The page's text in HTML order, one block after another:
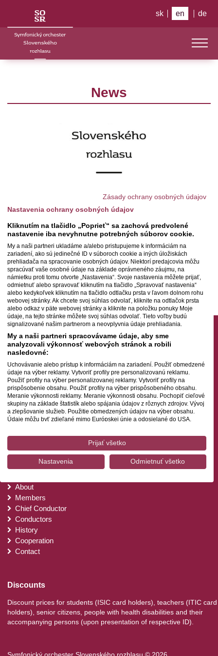
Zásady ochrany osobných údajov
Nastavenia ochrany osobných údajov
Kliknutím na tlačidlo „Poprieť“ sa zachová predvolené
nastavenie iba nevyhnutne potrebných súborov cookie.
My a naši partneri ukladáme a/alebo pristupujeme k informáciám na
zariadení, ako sú jedinečné ID v súboroch cookie a iných úložiskách
prehliadača na spracovanie osobných údajov. Niektorí predajcovia môžu
spracúvať vaše osobné údaje na základe oprávneného záujmu, na
námietku proti tomu otvorte „Nastavenia“. Svoje nastavenia môžete prijať,
odmietnuť alebo spravovať kliknutím na tlačidlo „Spravovať nastavenia“
alebo kedykoľvek kliknutím na tlačidlo odtlačku prsta v ľavom dolnom rohu
webovej stránky. Ak chcete svoj súhlas odvolať, kliknite na odtlačok prsta
alebo odkaz v päte webovej stránky a kliknite na položku ponuky Moje
údaje, na tejto stránke môžete svoj súhlas odvolať. Tieto voľby budú
signalizované našim partnerom a neovplyvnia údaje prehliadania.
My a naši partneri spracovávame údaje, aby sme
analyzovali výkonnosť webových stránok a robili
nasledovné:
Uchovávanie alebo prístup k informáciám na zariadení. Použiť obmedzené
údaje na výber reklamy. Vytvoriť profily pre personalizovanú reklamu.
Použiť profily na výber personalizovanej reklamy. Vytvoriť profily na
prispôsobenie obsahu. Použiť profily na výber prispôsobeného obsahu.
Meranie výkonnosti reklamy. Meranie výkonnosti obsahu. Pochopiť cieľové
skupiny na základe štatistík alebo spájania údajov z rôznych zdrojov. Vývoj
a zlepšovanie služieb. Použitie obmedzených údajov na výber obsahu.
Údaje môžu byť zdieľané mimo Európskej únie a odosielané do USA.
webovú stránku/aplikáciu.
Zobraziť zoznam partnerov (1 predajcovia IAB)
Vaše údaje používame na nasledujúce účely:
Uchovávanie alebo prístup k informáciám na
zariadení
Použiť obmedzené údaje na výber reklamy
Vytvoriť profily pre personalizovanú reklamu
Vytvoriť profily na prispôsobenie obsahu
Použiť profily na výber prispôsobeného
obsahu
Prijať všetko
Nastavenia Odmietnuť všetko
sk en de
News
90th concert season of SOSR
29.10.2018
2019 marks the start of the orchestra's 90th concert season
Contact
Slovak Radio Symphony Orchestra
Mýtna 1
817 55 Bratislava
Slovakia
Website
Concerts
About
Members
Chief Conductor
Conductors
History
Cooperation
Contact
Discounts
Discount prices for students (ISIC card holders), teachers (ITIC card
holders), senior citizens, people with health disabilities and their
accompanying persons (upon presentation of respective ID).